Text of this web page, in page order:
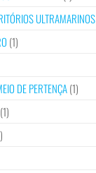
ULTRAMARINOS
(1)
DE PERTENÇA(1)
(1)